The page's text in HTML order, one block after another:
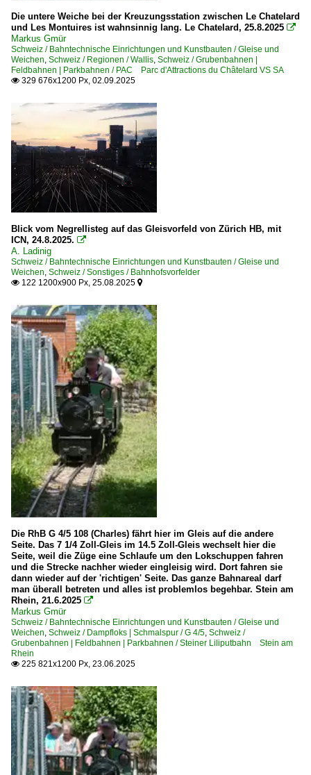
GGB Gornergrat Bahn seit 1889
SPB Schynige-Platte-Bahn seit 1893
WAB Wengernalpbahn seit 1893
Wallis
Sonstiges
Bahnhofsvorfelder
BVB Basler Verkehrs-Betriebe 'Drämmli'
Strecken | Schmalspur
950 St. Moritz – Pontresina – Poschiavo –
Die untere Weiche bei der Kreuzungsstation zwischen Le Chatelard
und Les Montuires ist wahnsinnig lang. Le Chatelard, 25.8.2025 
Markus Gmür
Schweiz / Bahntechnische Einrichtungen und Kunstbauten / Gleise und
Weichen Schweiz / Regionen / Wallis Schweiz / Grubenbahnen |
Feldbahnen | Parkbahnen / PAC Parc d'Attractions du Châtelard VS SA
 329 676x1200 Px, 02.09.2025
Blick vom Negrellisteg auf das Gleisvorfeld von Zürich HB, mit
ICN, 24.8.2025. 
A. Ladinig
Schweiz / Bahntechnische Einrichtungen und Kunstbauten / Gleise und
Weichen Schweiz / Sonstiges / Bahnhofsvorfelder
 122 1200x900 Px, 25.08.2025 
Die RhB G 4/5 108 (Charles) fährt hier im Gleis auf die andere
Seite. Das 7 1/4 Zoll-Gleis im 14.5 Zoll-Gleis wechselt hier die
Seite, weil die Züge eine Schlaufe um den Lokschuppen fahren
und die Strecke nachher wieder eingleisig wird. Dort fahren sie
dann wieder auf der 'richtigen' Seite. Das ganze Bahnareal darf
man überall betreten und alles ist problemlos begehbar. Stein am
Rhein, 21.6.2025 
Markus Gmür
Schweiz / Bahntechnische Einrichtungen und Kunstbauten / Gleise und
Weichen, Schweiz / Dampfloks | Schmalspur / G 4/5, Schweiz /
Grubenbahnen | Feldbahnen | Parkbahnen / Steiner Liliputbahn Stein am
Rhein
 225 821x1200 Px, 23.06.2025